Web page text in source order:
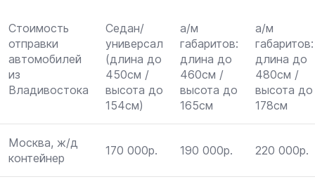
Стоимость
отправки
автомобилей
из
Владивостока
Седан/
универсал
(длина до
450см /
высота до
154см)
а/м
габаритов:
длина до
460см /
высота до
165см
а/м
габаритов:
длина до
480см /
высота до
178см
Москва, ж/д
контейнер
170 000р. 190 000р. 220 000р.